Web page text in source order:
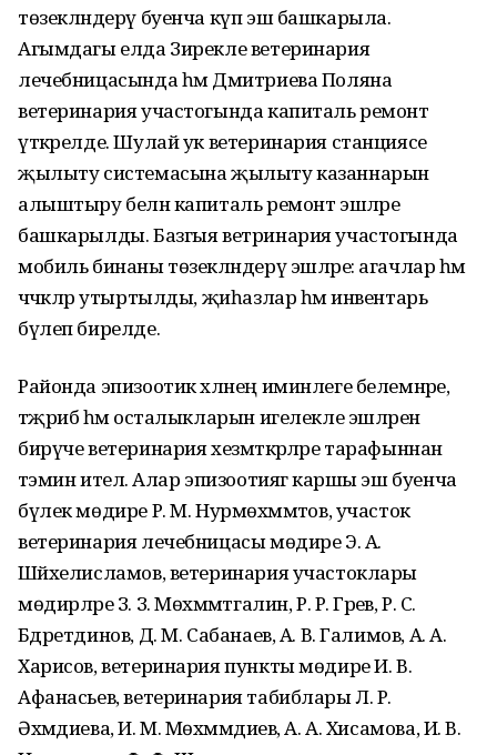
төзекләндерү буенча күп эш башкарыла.
Агымдагы елда Зирекле ветеринария
лечебницасында һәм Дмитриева Поляна
ветеринария участогында капиталь ремонт
үткәрелде. Шулай ук ветеринария станциясе
җылыту системасына җылыту казаннарын
алыштыру белән капиталь ремонт эшләре
башкарылды. Базгыя ветринария участогында
мобиль бинаны төзекләндерү эшләре: агачлар һәм
чәчәкләр утыртылды, җиһазлар һәм инвентарь
бүлеп бирелде.
Районда эпизоотик хәлнең иминлеге белемнәре,
тәҗрибә һәм осталыкларын игелекле эшләренә
бирүче ветеринария хезмәткәрләре тарафыннан
тәэмин ителә. Алар эпизоотиягә каршы эш буенча
бүлек мөдире Р. М. Нурмөхәммәтов, участок
ветеринария лечебницасы мөдире Э. А.
Шәйхелисламов, ветеринария участоклары
мөдирләре З. З. Мөхәммәтгалин, Р. Р. Гәрәев, Р. С.
Бәдретдинов, Д. М. Сабанаев, А. В. Галимов, А. А.
Харисов, ветеринария пункты мөдире И. В.
Афанасьев, ветеринария табиблары Л. Р.
Әхмәдиева, И. М. Мөхәммәдиев, А. А. Хисамова, И. В.